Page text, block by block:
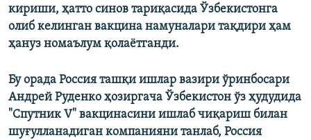
кириши, ҳатто синов тариқасида Ўзбекистонга
олиб келинган вакцина намуналари тақдири ҳам
ҳануз номаълум қолаётганди.
Бу орада Россия ташқи ишлар вазири ўринбосари
Андрей Руденко ҳозиргача Ўзбекистон ўз ҳудудида
"Спутник V" вакцинасини ишлаб чиқариш билан
шуғулланадиган компанияни танлаб, Россия